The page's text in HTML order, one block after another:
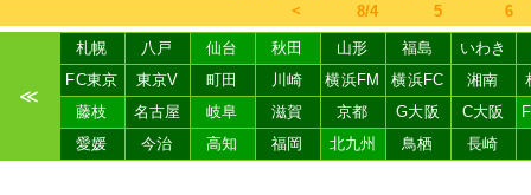
＜ 8/4 5 6
≪
札幌 八戸 仙台 秋田 山形 福島
いわき
FC東京
東京V 町田 川崎 横浜FM 横浜FC 湘南
藤枝
名古屋 岐阜 滋賀 京都 G大阪 C大阪
愛媛
今治 高知 福岡 北九州 鳥栖 長崎